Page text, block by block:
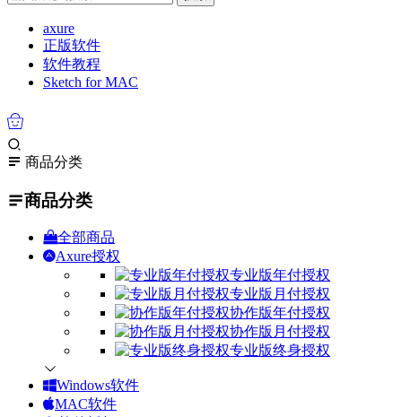
axure
正版软件
软件教程
Sketch for MAC
商品分类
商品分类
全部商品
Axure授权
专业版年付授权
专业版月付授权
协作版年付授权
协作版月付授权
专业版终身授权
Windows软件
MAC软件